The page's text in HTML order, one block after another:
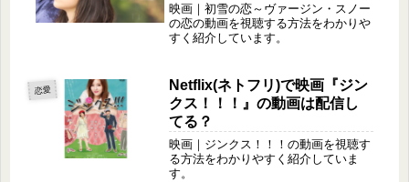
映画｜初雪の恋～ヴァージン・スノー
の恋の動画を視聴する方法をわかりや
すく紹介しています。
恋愛
Netflix(ネトフリ)で映画『ジン
クス！！！』の動画は配信し
てる？
映画｜ジンクス！！！の動画を視聴す
る方法をわかりやすく紹介していま
す。